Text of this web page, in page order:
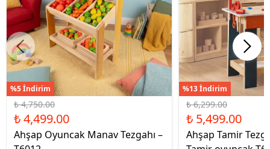
%5 İndirim
₺ 4,750.00
₺ 4,499.00
Ahşap Oyuncak Manav Tezgahı –
%13 İndirim
₺ 6,299.00
₺ 5,499.00
Ahşap Tamir